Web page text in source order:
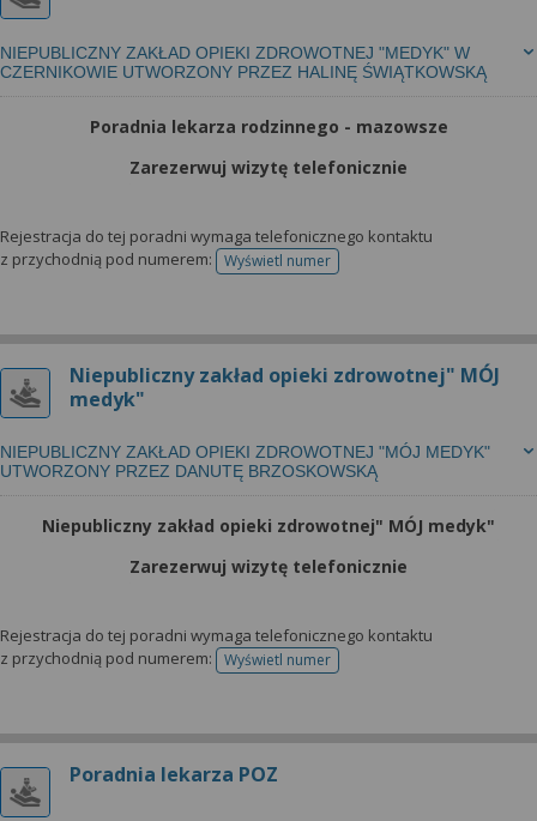
NIEPUBLICZNY ZAKŁAD OPIEKI ZDROWOTNEJ "MEDYK" W
CZERNIKOWIE UTWORZONY PRZEZ HALINĘ ŚWIĄTKOWSKĄ
Poradnia lekarza rodzinnego - mazowsze
Zarezerwuj wizytę telefonicznie
Rejestracja do tej poradni wymaga telefonicznego kontaktu
z przychodnią pod numerem:
Wyświetl numertelefonu do rejestracji
Niepubliczny zakład opieki zdrowotnej" MÓJ
medyk"
NIEPUBLICZNY ZAKŁAD OPIEKI ZDROWOTNEJ "MÓJ MEDYK"
UTWORZONY PRZEZ DANUTĘ BRZOSKOWSKĄ
Niepubliczny zakład opieki zdrowotnej" MÓJ medyk"
Zarezerwuj wizytę telefonicznie
Rejestracja do tej poradni wymaga telefonicznego kontaktu
z przychodnią pod numerem:
Wyświetl numertelefonu do rejestracji
Poradnia lekarza POZ